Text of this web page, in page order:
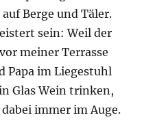
Berge und Täler.
sein: Weil der
meiner Terrasse
Papa im Liegestuhl
Glas Wein trinken,
immer im Auge.